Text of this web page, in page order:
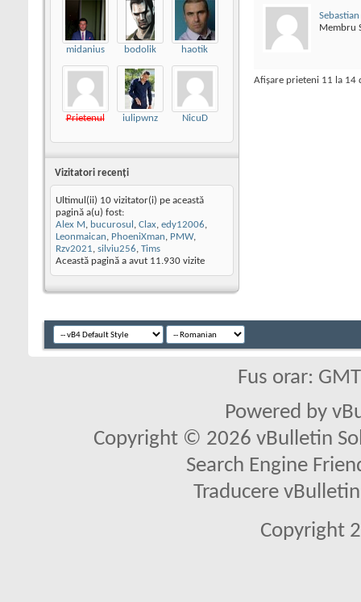
midanius bodolik haotik
Prietenul iulipwnz NicuD
Vizitatori recenţi
Ultimul(ii) 10 vizitator(i) pe această
pagină a(u) fost:
Alex M , bucurosul , Clax, edy12006,
Leonmaican, PhoeniXman, PMW,
Rzv2021, silviu256, Tims
Această pagină a avut 11.930 vizite
Sebastian
Membru
Afişare prieteni 11 la 14
Fus orar:
Powered by
Copyright © 2026 vBulletin
Search Engine
Traducere
Copyright